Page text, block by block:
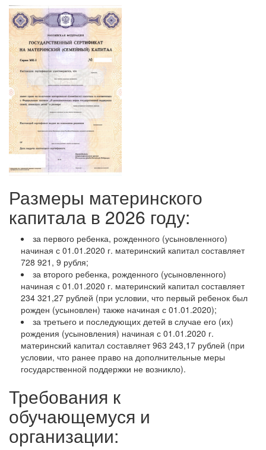
Размеры материнского
капитала в 2026 году:
за первого ребенка, рожденного (усыновленного)
начиная с 01.01.2020 г. материнский капитал составляет
728 921, 9 рубля;
за второго ребенка, рожденного (усыновленного)
начиная с 01.01.2020 г. материнский капитал составляет
234 321,27 рублей (при условии, что первый ребенок был
рожден (усыновлен) также начиная с 01.01.2020);
за третьего и последующих детей в случае его (их)
рождения (усыновления) начиная с 01.01.2020 г.
материнский капитал составляет 963 243,17 рублей (при
условии, что ранее право на дополнительные меры
государственной поддержки не возникло).
Требования к
обучающемуся и
организации: